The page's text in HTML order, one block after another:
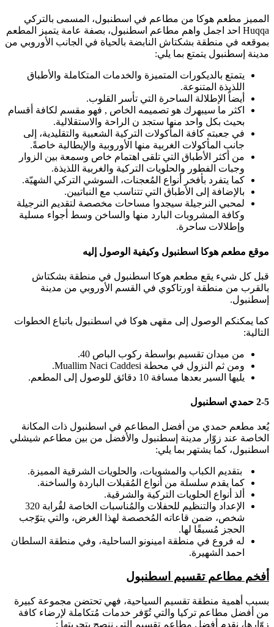
المميز مطعم هوكا من مطاعم في اسطنبول، المسمى بالتركي
Huqqa احد اجمل واهم مطاعم اسطنبول، بصفة عامة يتميز المطعم
بموقعه في منطقة بشكتاش النابضة بالحياة في الجانب الأوروبي من
مدينة إسطنبول يتمتع بما يلي:
يتمتع بالديكورات المتميزة والخدمات المتكاملة والأطباق
اللذيذة المتنوعة.
أيضاً الإطلالة الساحرة التي تأسر القلوب.
اكثر ما سيبهرك هو تصميمه الخاص , فهو مقسم لكافة أقسام
بحيث بكل واحد منها ستجد ن الراحة والاستقلالية.
في جعبته كافة المأكولات التركية الشعبية والتقليدية، إلى
جانب المأكولات الغربية منها الأوروبية والإيطالية خاصةً.
من أكثر الأطباق التي تلقى اهتمام خاص وسمعة بين الزوار
وجبات الفطور والحلويات التركية والغربية اللذيذة.
كما يتفرد بأفخر أنواع المُعجنات، السوشي التركي الشهيّة.
بالإضافة إلى الأطباق التي تتناسب مع النباتيين.
لمحبي النرجيلة سيجدوا مساحات مخصصة لتقديم النرجيلة
وكافة المشروبات البارد منها والساخن وسط أجواء مسلية
وإطلالات ساحرة.
موقع مطعم هوكا اسطنبول وكيفية الوصول إليه
قبل كل شيء يقع مطعم هوكا اسطنبول في منطقة بشكتاش
بالقرب من منطقة اورتاكوي في القسم الأوروبي من مدينة
إسطنبول.
كما يمكنكم الوصول إلى مقهى هوكا في اسطنبول باتباع الخطوات
التالية:
من ميدان تقسيم بواسطة ركوب الباص 40.
ومن ثم النزول في محطة Muallim Naci Caddesi.
يليها السير بعدها مسافة 10 دقائق للوصول إلى المطعم.
2-5 حمدي اسطنبول
يُعد مطعم حمدي من أفضل المطاعم في اسطنبول ذات المكانة
الخاصة عند زوّار مدينة إسطنبول والأفضل من بين مطاعم شيشلي
اسطنبول، كما يشتهر بما يلي:
بتقديم الكباب والمشويات، والحلويات الشرقية المميزة.
كما يقدم سلسلة من أنواع المُقبلات الباردة والساخنة.
ألذ أنواع الحلويات التركية والشرقية.
الإعداد والتنظيم للحفلات والمُناسبات الخاصة لقُرابة 320
شخص، ضمن قاعاته المُخصصة لهذا الغرض، والتي يتوّجب
الحجز مُسبقًا لها.
له فروع في منطقة امينونو الساحلية، وفي منطقة السلطان
احمد الشهيرة.
أفخم مطاعم تقسيم اسطنبول
بسبب أهمية منطقة تقسيم السياحية، فهي تحتضن مجموعة كبيرة
من أفضل مطاعم تركيا والتي تُوّفر خدمات مُتكاملة لإرضاء كافة
زوّارها، نقدم أفضل مطاعم تقسيم التي ننصح بتجربتها :